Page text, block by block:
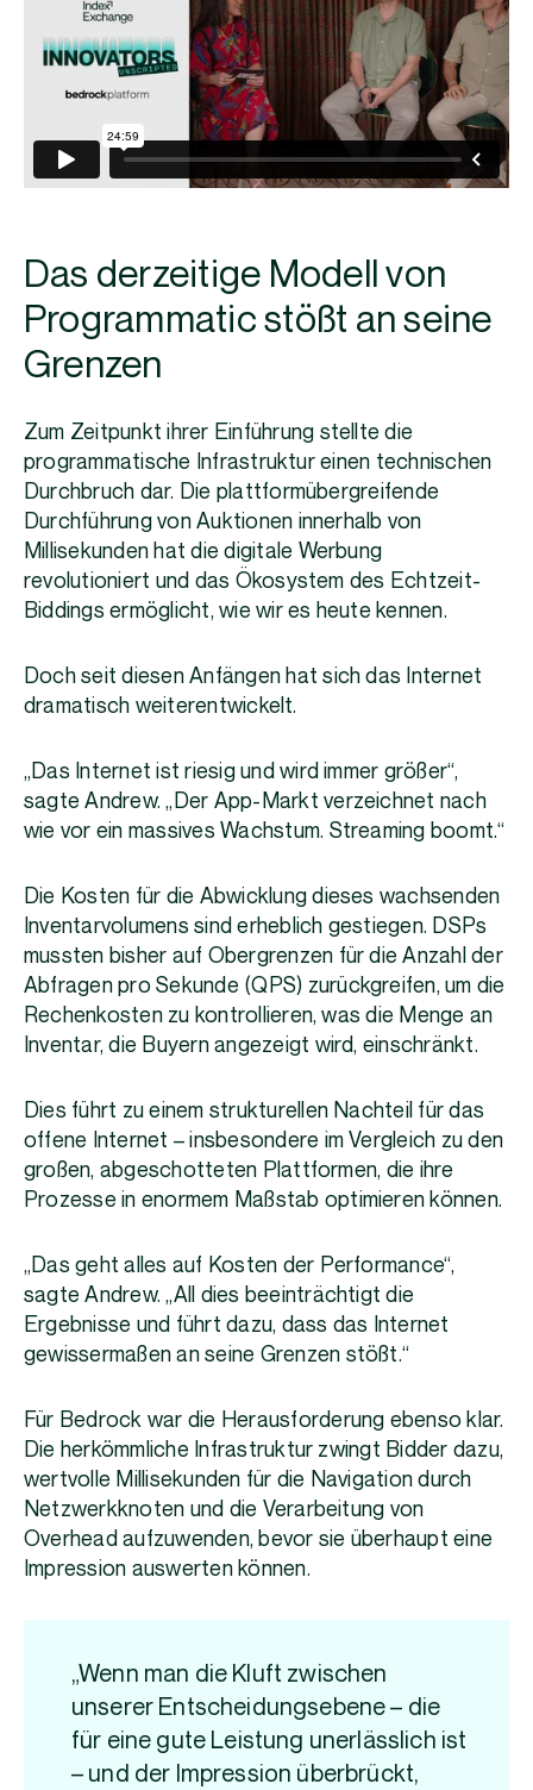
Das derzeitige Modell von
Programmatic stößt an seine
Grenzen
Zum Zeitpunkt ihrer Einführung stellte die
programmatische Infrastruktur einen technischen
Durchbruch dar. Die plattformübergreifende
Durchführung von Auktionen innerhalb von
Millisekunden hat die digitale Werbung
revolutioniert und das Ökosystem des Echtzeit-
Biddings ermöglicht, wie wir es heute kennen.
Doch seit diesen Anfängen hat sich das Internet
dramatisch weiterentwickelt.
„Das Internet ist riesig und wird immer größer“,
sagte Andrew. „Der App-Markt verzeichnet nach
wie vor ein massives Wachstum. Streaming boomt.“
Die Kosten für die Abwicklung dieses wachsenden
Inventarvolumens sind erheblich gestiegen. DSPs
mussten bisher auf Obergrenzen für die Anzahl der
Abfragen pro Sekunde (QPS) zurückgreifen, um die
Rechenkosten zu kontrollieren, was die Menge an
Inventar, die Buyern angezeigt wird, einschränkt.
Dies führt zu einem strukturellen Nachteil für das
offene Internet – insbesondere im Vergleich zu den
großen, abgeschotteten Plattformen, die ihre
Prozesse in enormem Maßstab optimieren können.
„Das geht alles auf Kosten der Performance“,
sagte Andrew. „All dies beeinträchtigt die
Ergebnisse und führt dazu, dass das Internet
gewissermaßen an seine Grenzen stößt.“
Für Bedrock war die Herausforderung ebenso klar.
Die herkömmliche Infrastruktur zwingt Bidder dazu,
wertvolle Millisekunden für die Navigation durch
Netzwerkknoten und die Verarbeitung von
Overhead aufzuwenden, bevor sie überhaupt eine
Impression auswerten können.
„Wenn man die Kluft zwischen
unserer Entscheidungsebene – die
für eine gute Leistung unerlässlich ist
– und der Impression überbrückt,